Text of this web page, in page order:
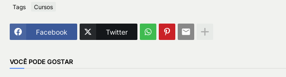
Tags Cursos
Facebook Twitter
VOCÊ PODE GOSTAR